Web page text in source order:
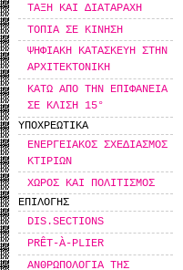
ΤΑΞΗ ΚΑΙ ΔΙΑΤΑΡΑΧΗ
ΤΟΠΙΑ ΣΕ ΚΙΝΗΣΗ
ΨΗΦΙΑΚΗ ΚΑΤΑΣΚΕΥΗ ΣΤΗΝ
ΑΡΧΙΤΕΚΤΟΝΙΚΗ
ΚΑΤΩ ΑΠΟ ΤΗΝ ΕΠΙΦΑΝΕΙΑ
ΣΕ ΚΛΙΣΗ 15°
ΥΠΟΧΡΕΩΤΙΚΑ
ΕΝΕΡΓΕΙΑΚΟΣ ΣΧΕΔΙΑΣΜΟΣ
ΚΤΙΡΙΩΝ
ΧΩΡΟΣ ΚΑΙ ΠΟΛΙΤΙΣΜΟΣ
ΕΠΙΛΟΓΗΣ
DIS.SECTIONS
PRÊT-À-PLIER
ΑΝΘΡΩΠΟΛΟΓΙΑ ΤΗΣ